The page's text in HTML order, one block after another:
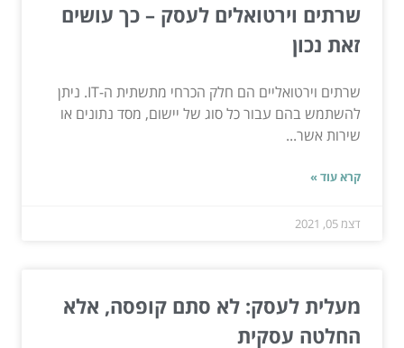
שרתים וירטואלים לעסק – כך עושים
זאת נכון
שרתים וירטואליים הם חלק הכרחי מתשתית ה-IT. ניתן
להשתמש בהם עבור כל סוג של יישום, מסד נתונים או
שירות אשר...
קרא עוד »
דצמ 05, 2021
מעלית לעסק: לא סתם קופסה, אלא
החלטה עסקית